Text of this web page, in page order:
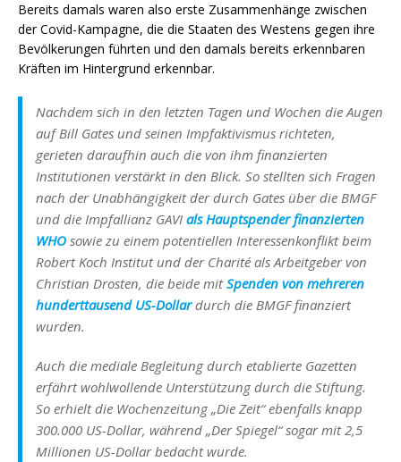
Bereits damals waren also erste Zusammenhänge zwischen
der Covid-Kampagne, die die Staaten des Westens gegen ihre
Bevölkerungen führten und den damals bereits erkennbaren
Kräften im Hintergrund erkennbar.
Nachdem sich in den letzten Tagen und Wochen die Augen
auf Bill Gates und seinen Impfaktivismus richteten,
gerieten daraufhin auch die von ihm finanzierten
Institutionen verstärkt in den Blick. So stellten sich Fragen
nach der Unabhängigkeit der durch Gates über die BMGF
und die Impfallianz GAVI als Hauptspender finanzierten
WHO sowie zu einem potentiellen Interessenkonflikt beim
Robert Koch Institut und der Charité als Arbeitgeber von
Christian Drosten, die beide mitSpenden von mehreren
hunderttausend US-Dollardurch die BMGF finanziert
wurden.
Auch die mediale Begleitung durch etablierte Gazetten
erfährt wohlwollende Unterstützung durch die Stiftung.
So erhielt die Wochenzeitung „Die Zeit“ ebenfalls knapp
300.000 US-Dollar, während „Der Spiegel“ sogar mit 2,5
Millionen US-Dollar bedacht wurde.